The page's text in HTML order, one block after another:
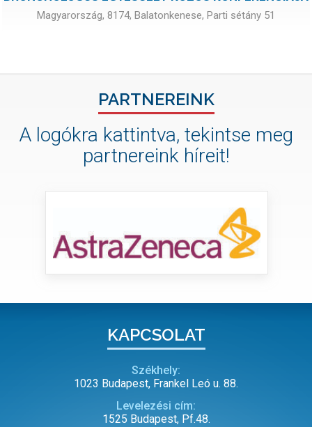
Magyarország, 8174, Balatonkenese, Parti sétány 51
PARTNEREINK
A logókra kattintva, tekintse meg
partnereink híreit!
KAPCSOLAT
Székhely:
1023 Budapest, Frankel Leó u. 88.
Levelezési cím:
1525 Budapest, Pf.48.